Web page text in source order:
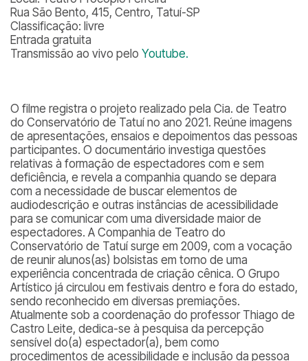
Rua São Bento, 415, Centro, Tatuí-SP
Classificação: livre
Entrada gratuita
Transmissão ao vivo pelo Youtube.
O filme registra o projeto realizado pela Cia. de Teatro
do Conservatório de Tatuí no ano 2021. Reúne imagens
de apresentações, ensaios e depoimentos das pessoas
participantes. O documentário investiga questões
relativas à formação de espectadores com e sem
deficiência, e revela a companhia quando se depara
com a necessidade de buscar elementos de
audiodescrição e outras instâncias de acessibilidade
para se comunicar com uma diversidade maior de
espectadores. A Companhia de Teatro do
Conservatório de Tatuí surge em 2009, com a vocação
de reunir alunos(as) bolsistas em torno de uma
experiência concentrada de criação cênica. O Grupo
Artístico já circulou em festivais dentro e fora do estado,
sendo reconhecido em diversas premiações.
Atualmente sob a coordenação do professor Thiago de
Castro Leite, dedica-se à pesquisa da percepção
sensível do(a) espectador(a), bem como
procedimentos de acessibilidade e inclusão da pessoa